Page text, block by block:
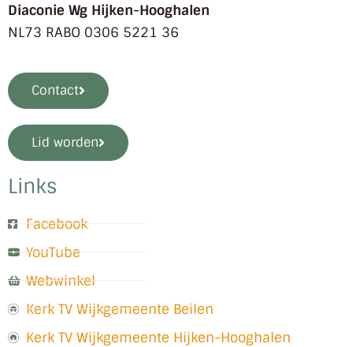
Diaconie Wg Hijken-Hooghalen
NL73 RABO 0306 5221 36
Contact
Lid worden
Links
Facebook
YouTube
Webwinkel
Kerk TV Wijkgemeente Beilen
Kerk TV Wijkgemeente Hijken-Hooghalen